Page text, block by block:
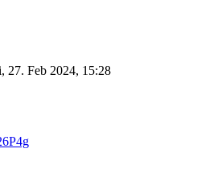
27. Feb 2024, 15:28